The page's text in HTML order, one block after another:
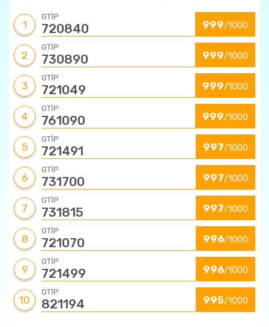
1
GTİP
720840 999/1000
2
GTİP
730890 999/1000
3
GTİP
721049 999/1000
4
GTİP
761090 999/1000
5
GTİP
721491 997/1000
6
GTİP
731700 997/1000
7
GTİP
731815 997/1000
8
GTİP
721070 996/1000
9
GTİP
721499 996/1000
10
GTİP
821194 995/1000